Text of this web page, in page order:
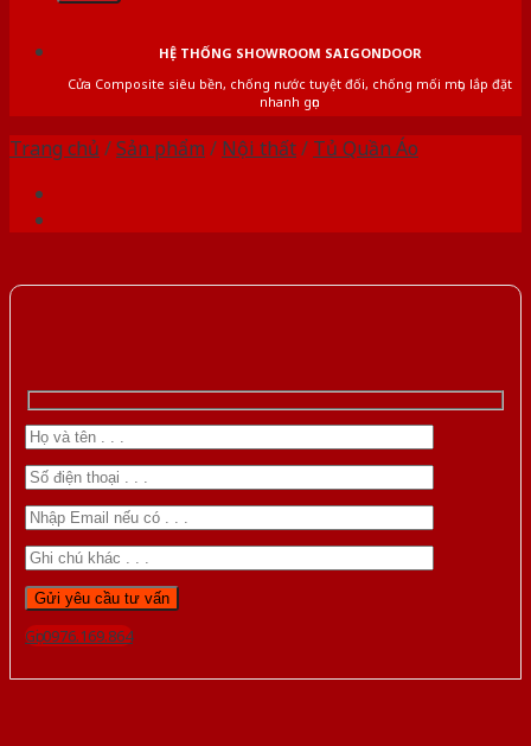
HỆ THỐNG SHOWROOM SAIGONDOOR
Cửa Composite siêu bền, chống nước tuyệt đối, chống mối mọt, lắp đặt
nhanh gọn
Trang chủ /Sản phẩm / Nội thất/ Tủ Quần Áo
Gọi 0976.169.864